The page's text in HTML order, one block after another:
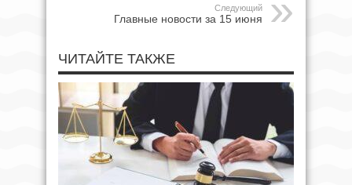
Следующий
Главные новости за 15 июня
ЧИТАЙТЕ ТАКЖЕ